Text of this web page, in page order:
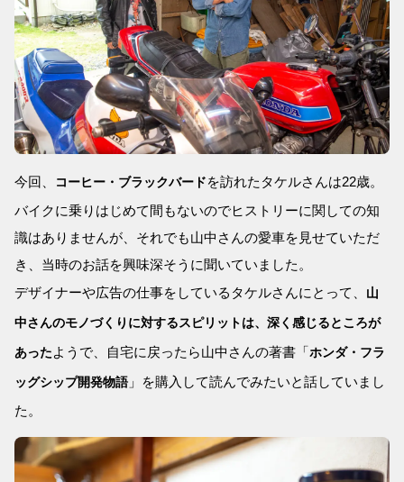
今回、 コーヒー・ブラックバードを訪れたタケルさんは22歳。
バイクに乗りはじめて間もないのでヒストリーに関しての知
識はありませんが、それでも山中さんの愛車を見せていただ
き、当時のお話を興味深そうに聞いていました。
デザイナーや広告の仕事をしているタケルさんにとって、 山
中さんのモノづくりに対するスピリットは、深く感じるところが
あったようで、自宅に戻ったら山中さんの著書「ホンダ・フラ
ッグシップ開発物語 」を購入して読んでみたいと話していまし
た。